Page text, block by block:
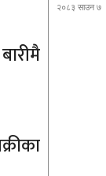
२०८३ साउन ७